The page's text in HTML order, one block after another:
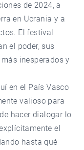
de 2024, a
en Ucrania y a
El festival
el poder, sus
inesperados y
en el País Vasco
valioso para
hacer dialogar lo
el
hasta qué